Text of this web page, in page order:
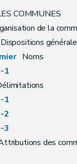
COMMUNES
de la
Dispositions
Noms
1
1
2
3
des